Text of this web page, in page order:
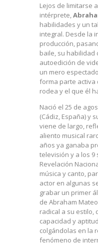
Lejos de limitarse
intérprete,
habilidades y un
integral. Desde la
producción,
baile, su habilidad
autoedición de
un mero
forma parte activa
rodea y el que él
Nació el 25 de
(Cádiz, España) y
viene de largo,
aliento musical
años ya ganaba
televisión y a los 9
Revelación
música y canto,
actor en algunas
grabar un primer
de Abraham
radical a su estilo,
capacidad y
colgándolas en la
fenómeno de